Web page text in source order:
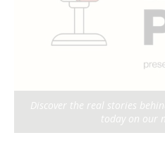
Discover the real stories
today on our